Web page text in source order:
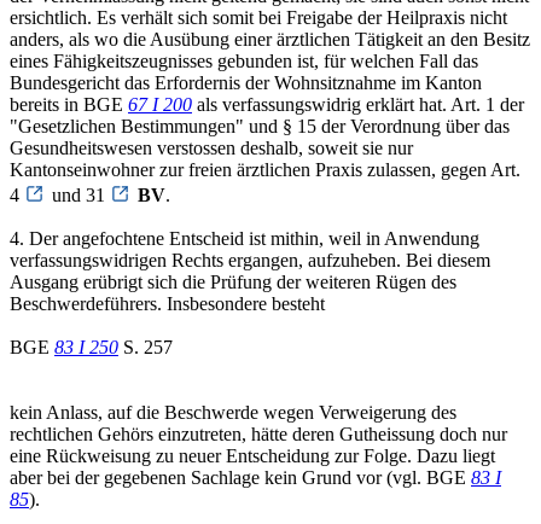
ersichtlich. Es verhält sich somit bei Freigabe der Heilpraxis nicht
anders, als wo die Ausübung einer ärztlichen Tätigkeit an den Besitz
eines Fähigkeitszeugnisses gebunden ist, für welchen Fall das
Bundesgericht das Erfordernis der Wohnsitznahme im Kanton
bereits in BGE 67 I 200 als verfassungswidrig erklärt hat. Art. 1 der
"Gesetzlichen Bestimmungen" und § 15 der Verordnung über das
Gesundheitswesen verstossen deshalb, soweit sie nur
Kantonseinwohner zur freien ärztlichen Praxis zulassen, gegen Art.
4
und 31 BV.
4. Der angefochtene Entscheid ist mithin, weil in Anwendung
verfassungswidrigen Rechts ergangen, aufzuheben. Bei diesem
Ausgang erübrigt sich die Prüfung der weiteren Rügen des
Beschwerdeführers. Insbesondere besteht
BGE 83 I 250 S. 257
kein Anlass, auf die Beschwerde wegen Verweigerung des
rechtlichen Gehörs einzutreten, hätte deren Gutheissung doch nur
eine Rückweisung zu neuer Entscheidung zur Folge. Dazu liegt
aber bei der gegebenen Sachlage kein Grund vor (vgl. BGE 83 I
85).